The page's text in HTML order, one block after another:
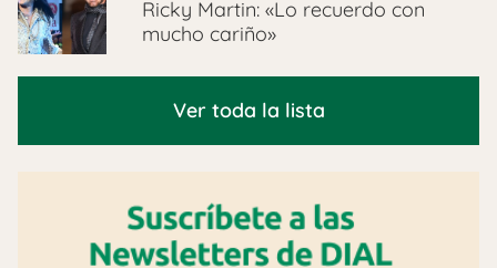
Ricky Martin: «Lo recuerdo con
mucho cariño»
Ver toda la lista